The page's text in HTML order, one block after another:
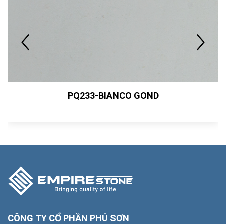
PQ233-BIANCO GOND
CÔNG TY CỔ PHẦN PHÚ SƠN